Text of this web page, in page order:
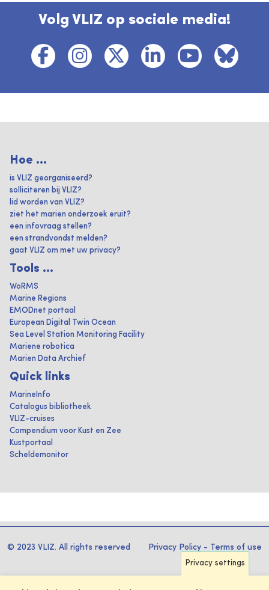
Volg VLIZ op sociale media!
Hoe ...
is VLIZ georganiseerd?
solliciteren bij VLIZ?
lid worden van VLIZ?
ziet het marien onderzoek eruit?
een infovraag stellen?
een strandvondst melden?
gaat VLIZ om met uw privacy?
Tools ...
WoRMS
Marine Regions
EMODnet portaal
European Digital Twin Ocean
Sea Level Station Monitoring Facility
Mariene robotica
Marien Data Archief
Quick links
MarineInfo
Catalogus bibliotheek
VLIZ-cruises
Compendium voor Kust en Zee
Kustportaal
Scheldemonitor
© 2023 VLIZ. All rights reserved Privacy Policy - Terms of use
Privacy settings